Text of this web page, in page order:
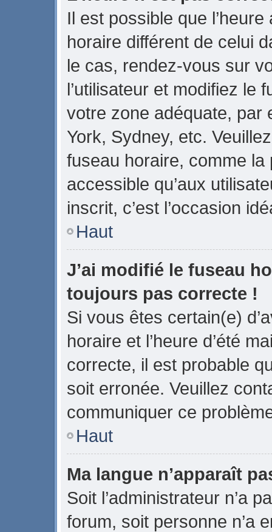
Il est possible que
horaire différent de celui
le cas, rendez-vous sur
l’utilisateur et modifiez le
votre zone adéquate, par
York, Sydney, etc.
fuseau horaire, comme la
accessible qu’aux
inscrit, c’est l’occasion
Haut
J’ai modifié le fuseau
toujours pas correcte !
Si vous êtes certain(e)
horaire et l’heure d’été
correcte, il est probable
soit erronée. Veuillez
communiquer ce
Haut
Ma langue n’apparaît
Soit l’administrateur n’a
forum, soit personne n’a